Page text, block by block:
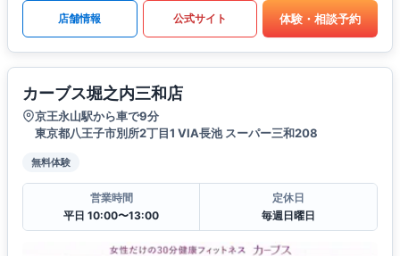
店舗情報 公式サイト 体験・相談予約
カーブス堀之内三和店
京王永山駅から車で9分
東京都八王子市別所2丁目1 VIA長池 スーパー三和208
無料体験
営業時間
平日 10:00〜13:00
定休日
毎週日曜日